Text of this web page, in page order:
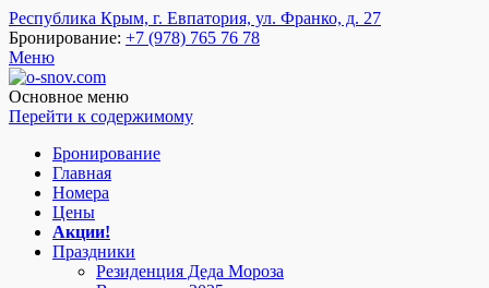
Республика Крым, г. Евпатория, ул. Франко, д. 27
Бронирование: +7 (978) 765 76 78
Меню
o-snov.com
Пансионат Евпатории - Озеро сновидений. Гостиница у моря в
Евпатории. Отель в Евпатории на берегу. Пансионат в
Евпатории с питанием. Отдых в Евпатории все включено.
Основное меню
Перейти к содержимому
Бронирование
Главная
Номера
Цены
Акции!
Праздники
Резиденция Деда Мороза